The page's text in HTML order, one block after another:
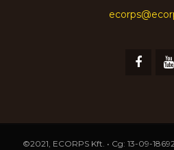
©2021, ECORPS Kft. • Cg: 13-09-